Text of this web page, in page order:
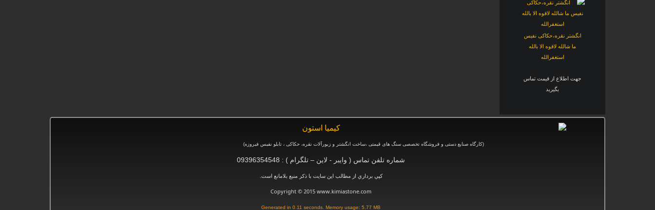
انگشتر نقره،حکاکی نفیس
ما شالله لاقوه الا بالله
استغفرالله
جهت اطلاع از قیمت تماس
بگیرید
كيميا استون
(کارگاه صنایع دستی و فروشگاه تخصصی سنگ های قیمتی ،ساخت انگشتر و زیورآلات نقره، حکاکی ، تابلو نفیس فیروزه)
شماره تلفن تماس ( وایبر - لاین – تلگرام ) : 09396354548
كپي برداري از مطالب اين سايت با ذكر منبع بلامانع است
Copyright © 2015 www.kimiastone.com
Generated in 0.11 seconds. Memory usage: 5.77 MB